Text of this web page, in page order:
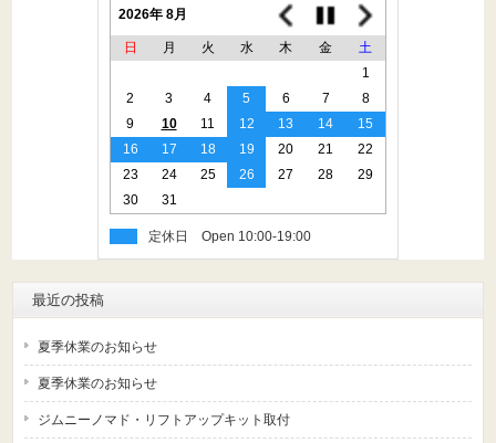
2026年 8月
日 月 火 水 木 金
土
1
2
3 4 5 6 7
8
9
10 11 12 13 14
15
16
17 18 19 20 21
22
23
24 25 26 27 28
29
30
31
定休日
最近の投稿
夏季休業のお知らせ
夏季休業のお知らせ
ジムニーノマド・リフトアップキット取付